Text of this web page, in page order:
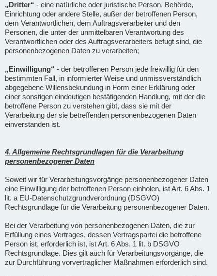
„Dritter“ - eine natürliche oder juristische Person, Behörde,
Einrichtung oder andere Stelle, außer der betroffenen Person,
dem Verantwortlichen, dem Auftragsverarbeiter und den
Personen, die unter der unmittelbaren Verantwortung des
Verantwortlichen oder des Auftragsverarbeiters befugt sind, die
personenbezogenen Daten zu verarbeiten;
„Einwilligung“ - der betroffenen Person jede freiwillig für den
bestimmten Fall, in informierter Weise und unmissverständlich
abgegebene Willensbekundung in Form einer Erklärung oder
einer sonstigen eindeutigen bestätigenden Handlung, mit der die
betroffene Person zu verstehen gibt, dass sie mit der
Verarbeitung der sie betreffenden personenbezogenen Daten
einverstanden ist.
4. Allgemeine Rechtsgrundlagen für die Verarbeitung
personenbezogener Daten
Soweit wir für Verarbeitungsvorgänge personenbezogener Daten
eine Einwilligung der betroffenen Person einholen, ist Art. 6 Abs. 1
lit. a EU-Datenschutzgrundverordnung (DSGVO)
Rechtsgrundlage für die Verarbeitung personenbezogener Daten.
Bei der Verarbeitung von personenbezogenen Daten, die zur
Erfüllung eines Vertrages, dessen Vertragspartei die betroffene
Person ist, erforderlich ist, ist Art. 6 Abs. 1 lit. b DSGVO
Rechtsgrundlage. Dies gilt auch für Verarbeitungsvorgänge, die
zur Durchführung vorvertraglicher Maßnahmen erforderlich sind.